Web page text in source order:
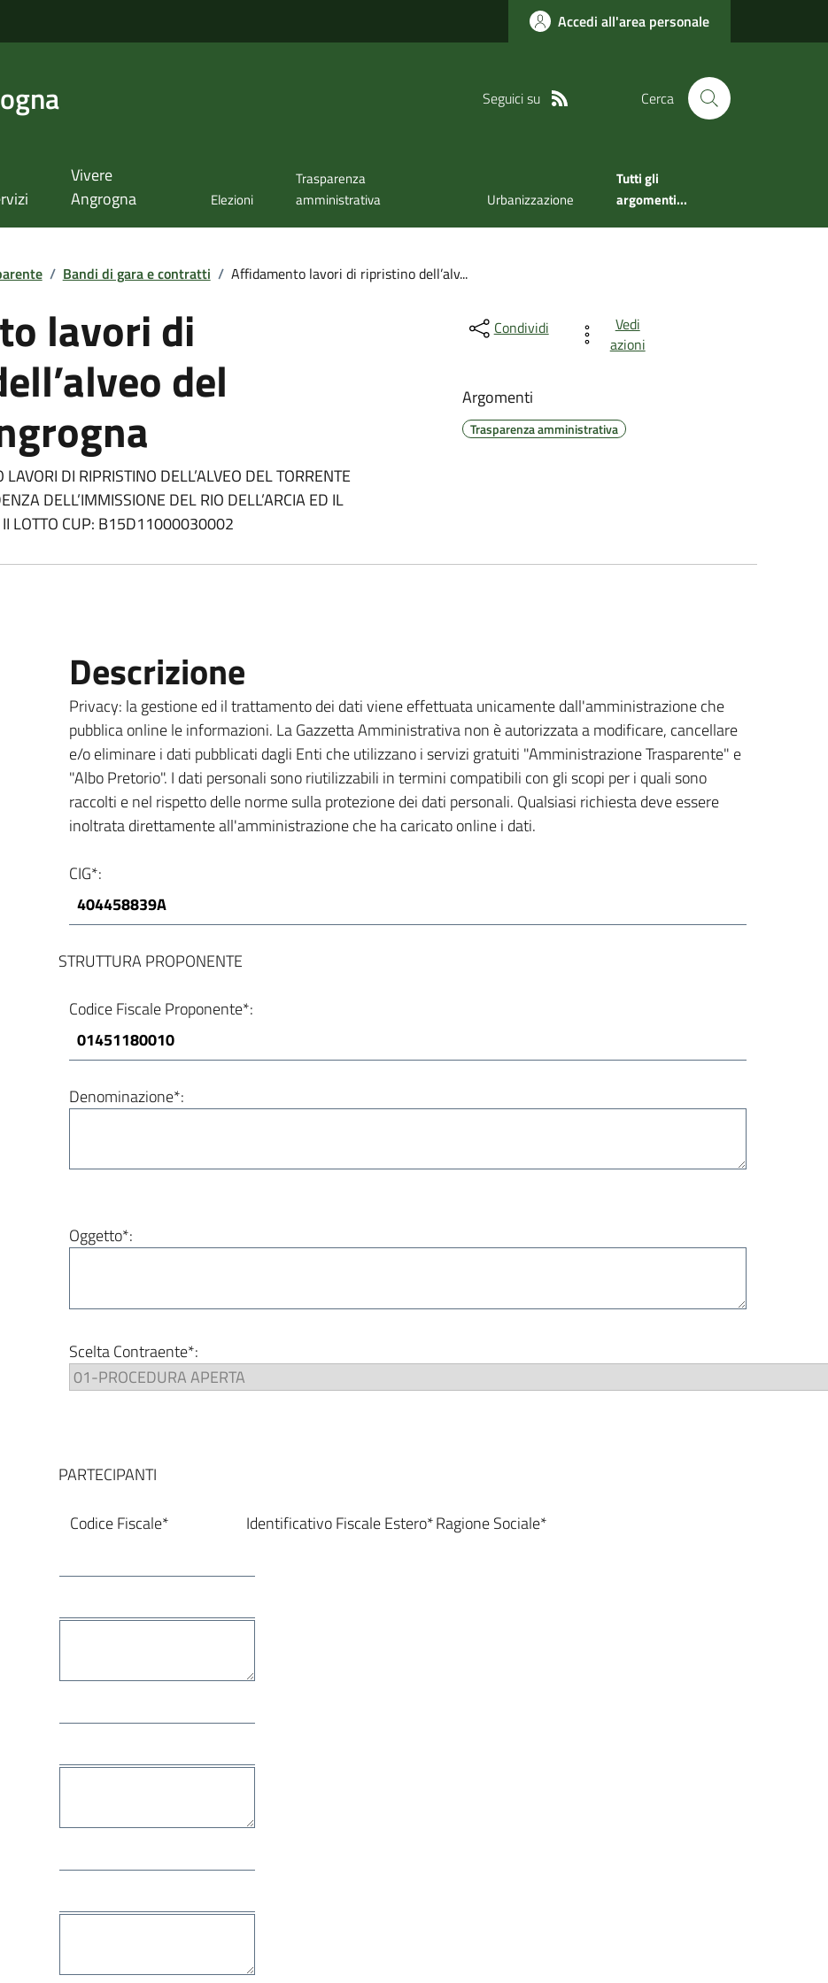
Accedi all'area personale
Seguici su Cerca
Vivere
Angrogna
Elezioni
Trasparenza
amministrativa
Urbanizzazione
Tutti gli
argomenti...
/ Bandi di gara e contratti / Affidamento lavori di ripristino dell’alv...
lavori di
del
DI RIPRISTINO DELL’ALVEO DEL TORRENTE
DELL’IMMISSIONE DEL RIO DELL’ARCIA ED IL
LOTTO CUP: B15D11000030002
Condividi
Vedi
azioni
Argomenti
Trasparenza amministrativa
Descrizione
Privacy: la gestione ed il trattamento dei dati viene effettuata unicamente dall'amministrazione che
pubblica online le informazioni. La Gazzetta Amministrativa non è autorizzata a modificare, cancellare
e/o eliminare i dati pubblicati dagli Enti che utilizzano i servizi gratuiti "Amministrazione Trasparente" e
"Albo Pretorio". I dati personali sono riutilizzabili in termini compatibili con gli scopi per i quali sono
raccolti e nel rispetto delle norme sulla protezione dei dati personali. Qualsiasi richiesta deve essere
inoltrata direttamente all'amministrazione che ha caricato online i dati.
CIG*:
STRUTTURA PROPONENTE
Codice Fiscale Proponente*:
Denominazione*:
Oggetto*:
Scelta Contraente*:
PARTECIPANTI
Codice Fiscale* Identificativo Fiscale Estero*Ragione Sociale*